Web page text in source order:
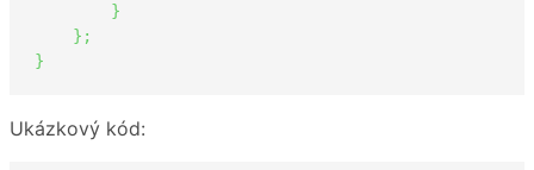
}
} ;
}
Ukázkový kód: